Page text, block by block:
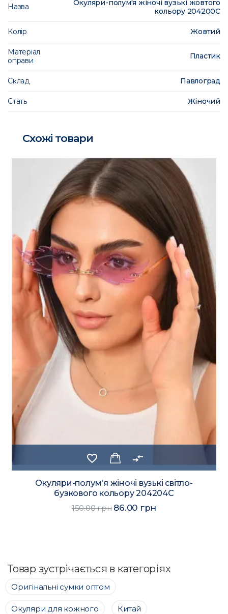
Назва
Окуляри-полум'я жіночі вузькі жовтого
кольору 204200C
Колір Жовтий
Матеріал
оправи
Пластик
Склад Павлоград
Стать Жіночий
Схожі товари
favorite_border compare_arrows
Окуляри-полум'я жіночі вузькі світло-
бузкового кольору 204204C
150.00 грн 86.00 грн
Товар зустрічається в категоріях
Оригінальні сумки оптом
Окуляри для кожного Китай